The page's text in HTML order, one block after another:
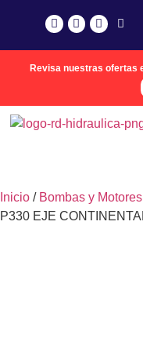
Revisa nuestras ofertas
Inicio / Bombas y
P330 EJE